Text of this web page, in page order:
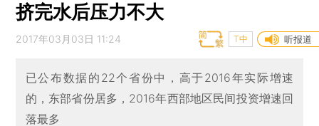
挤完水后压力不大
2017年03月03日 11:24 听报道
T中
已公布数据的22个省份中，高于2016年实际增速
的，东部省份居多，2016年西部地区民间投资增速回
落最多